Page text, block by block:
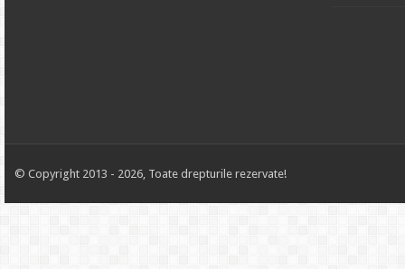
© Copyright 2013 - 2026, Toate drepturile rezervate!